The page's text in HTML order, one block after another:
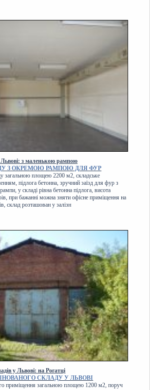
Львові: з маленькою рампою
З ОКРЕМОЮ РАМПОЮ ДЛЯ ФУР
загальною площею 2200 м2, складське
підлога бетонна, зручний заїзд для фур з
у складі рівна бетонна підлога, висота
при бажанні можна зняти офісне приміщення на
склад розташован у залізн
у Львові: на Рогатці
СКЛАДУ У ЛЬВОВІ
приміщення загальною площею 1200 м2, поруч